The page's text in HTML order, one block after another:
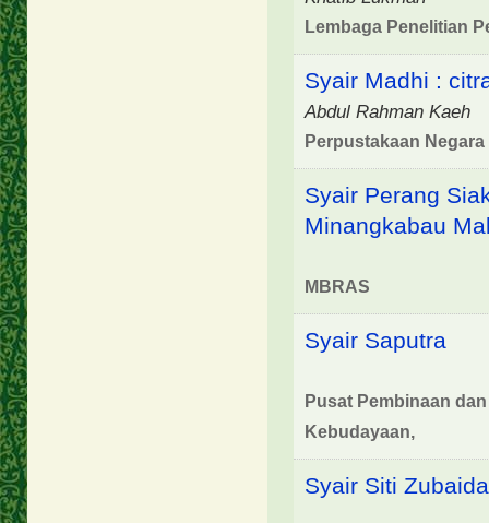
Lembaga Penelitian
Syair Madhi :
Abdul Rahman Kaeh
Perpustakaan Negara
Syair Perang
Minangkabau
MBRAS
Syair Saputra
Pusat Pembinaan
Kebudayaan,
Syair Siti